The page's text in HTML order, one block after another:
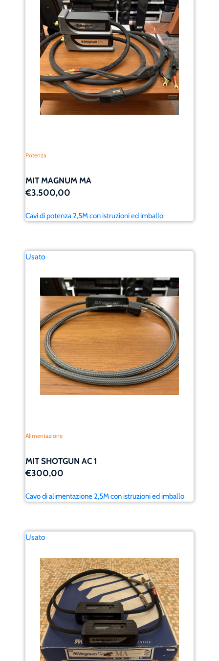
Potenza
MIT MAGNUM MA
€3.500,00
Cavi di potenza 2,5M con istruzioni ed imballo
Usato
Alimentazione
MIT SHOTGUN AC 1
€300,00
Cavo di alimentazione 2,5M con istruzioni ed imballo
Usato